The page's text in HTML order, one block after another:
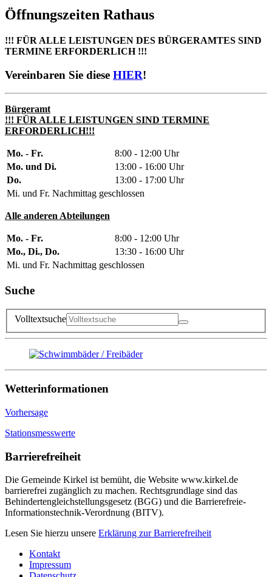
Öffnungszeiten Rathaus
!!! FÜR ALLE LEISTUNGEN DES BÜRGERAMTES SIND
TERMINE ERFORDERLICH !!!
Vereinbaren Sie diese HIER!
Bürgeramt
!!! FÜR ALLE LEISTUNGEN SIND TERMINE
ERFORDERLICH!!!
Mo. - Fr.
8:00 - 12:00 Uhr
Mo. und Di.
13:00 - 16:00 Uhr
Do.
13:00 - 17:00 Uhr
Mi. und Fr. Nachmittag geschlossen
Alle anderen Abteilungen
Mo. - Fr.
8:00 - 12:00 Uhr
Mo., Di., Do.
13:30 - 16:00 Uhr
Mi. und Fr. Nachmittag geschlossen
Suche
Volltextsuche
Wetterinformationen
Vorhersage
Stationsmesswerte
Barrierefreiheit
Die Gemeinde Kirkel ist bemüht, die Website www.kirkel.de
barrierefrei zugänglich zu machen. Rechtsgrundlage sind das
Behindertengleichstellungsgesetz (BGG) und die Barrierefreie-
Informationstechnik-Verordnung (BITV).
Lesen Sie hierzu unsere Erklärung zur Barrierefreiheit
Kontakt
Impressum